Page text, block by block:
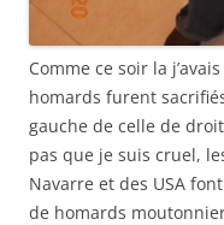
Comme ce soir la
homards furent
gauche de celle de
pas que je suis cruel,
Navarre et des USA
de homards